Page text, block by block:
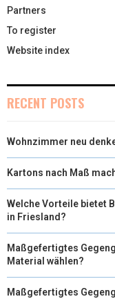
Partners
To register
Website index
RECENT POSTS
Wohnzimmer neu
Kartons nach Maß
Welche Vorteile bietet
in Friesland?
Maßgefertigtes
Material wählen?
Maßgefertigtes